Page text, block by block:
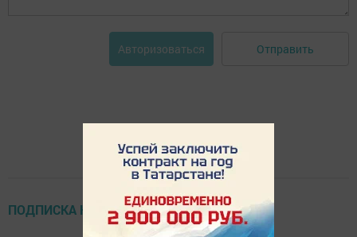
Авторизоваться Отправить
ПОДПИСКА НА МН